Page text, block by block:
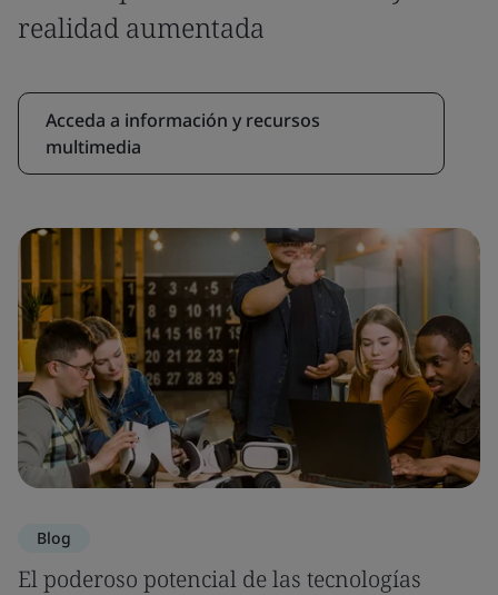
realidad aumentada
Acceda a información y recursos
multimedia
Blog
El poderoso potencial de las tecnologías